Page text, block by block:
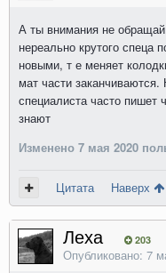
А ты внимания не
нереально крутого спеца
новыми, т е меняет
мат части
специалиста часто пишет
знают
Изменено 7 мая 2020
Цитата Наверх
Леха 203
Опубликовано: 7